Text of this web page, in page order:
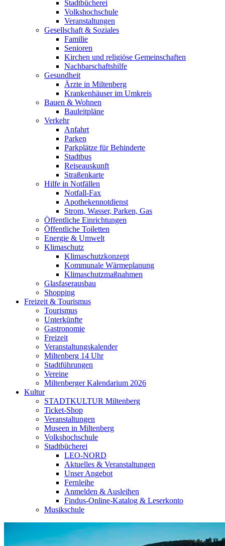
Stadtbücherei
Volkshochschule
Veranstaltungen
Gesellschaft & Soziales
Familie
Senioren
Kirchen und religiöse Gemeinschaften
Nachbarschaftshilfe
Gesundheit
Ärzte in Miltenberg
Krankenhäuser im Umkreis
Bauen & Wohnen
Bauleitpläne
Verkehr
Anfahrt
Parken
Parkplätze für Behinderte
Stadtbus
Reiseauskunft
Straßenkarte
Hilfe in Notfällen
Notfall-Fax
Apothekennotdienst
Strom, Wasser, Parken, Gas
Öffentliche Einrichtungen
Öffentliche Toiletten
Energie & Umwelt
Klimaschutz
Klimaschutzkonzept
Kommunale Wärmeplanung
Klimaschutzmaßnahmen
Glasfaserausbau
Shopping
Freizeit & Tourismus
Tourismus
Unterkünfte
Gastronomie
Freizeit
Veranstaltungskalender
Miltenberg 14 Uhr
Stadtführungen
Vereine
Miltenberger Kalendarium 2026
Kultur
STADTKULTUR Miltenberg
Ticket-Shop
Veranstaltungen
Museen in Miltenberg
Volkshochschule
Stadtbücherei
LEO-NORD
Aktuelles & Veranstaltungen
Unser Angebot
Fernleihe
Anmelden & Ausleihen
Findus-Online-Katalog & Leserkonto
Musikschule